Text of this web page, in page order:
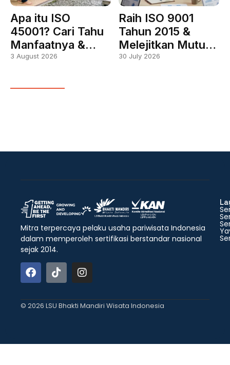
Apa itu ISO
45001? Cari Tahu
Manfaatnya &…
3 August 2026
Raih ISO 9001
Tahun 2015 &
Melejitkan Mutu…
30 July 2026
Mitra terpercaya pelaku usaha pariwisata Indonesia
dalam memperoleh sertifikasi berstandar nasional
sejak 2014.
© 2026 LSU Bhakti Mandiri Wisata Indonesia